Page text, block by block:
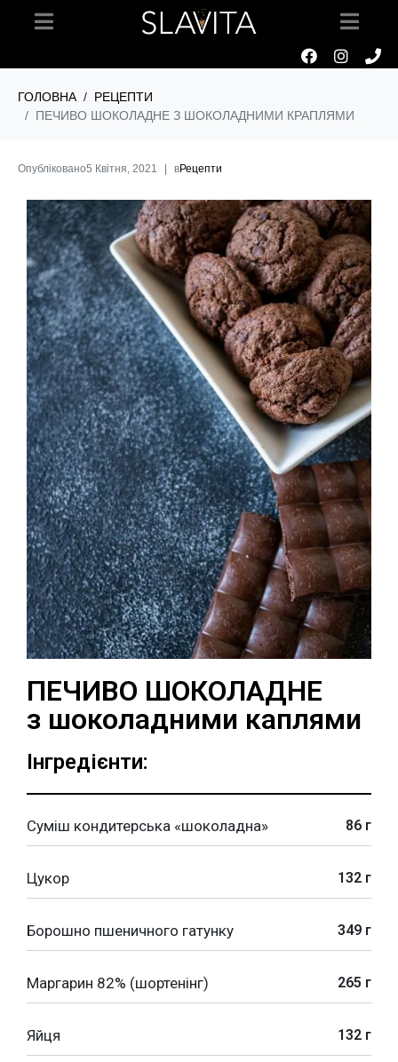
ГОЛОВНА
РЕЦЕПТИ
ПЕЧИВО ШОКОЛАДНЕ З ШОКОЛАДНИМИ КРАПЛЯМИ
Опубліковано5 Квітня, 2021 вРецепти
ПЕЧИВО ШОКОЛАДНЕ
з шоколадними каплями
Інгредієнти:
Суміш кондитерська «шоколадна» 86 г
Цукор 132 г
Борошно пшеничного гатунку 349 г
Маргарин 82% (шортенінг) 265 г
Яйця 132 г